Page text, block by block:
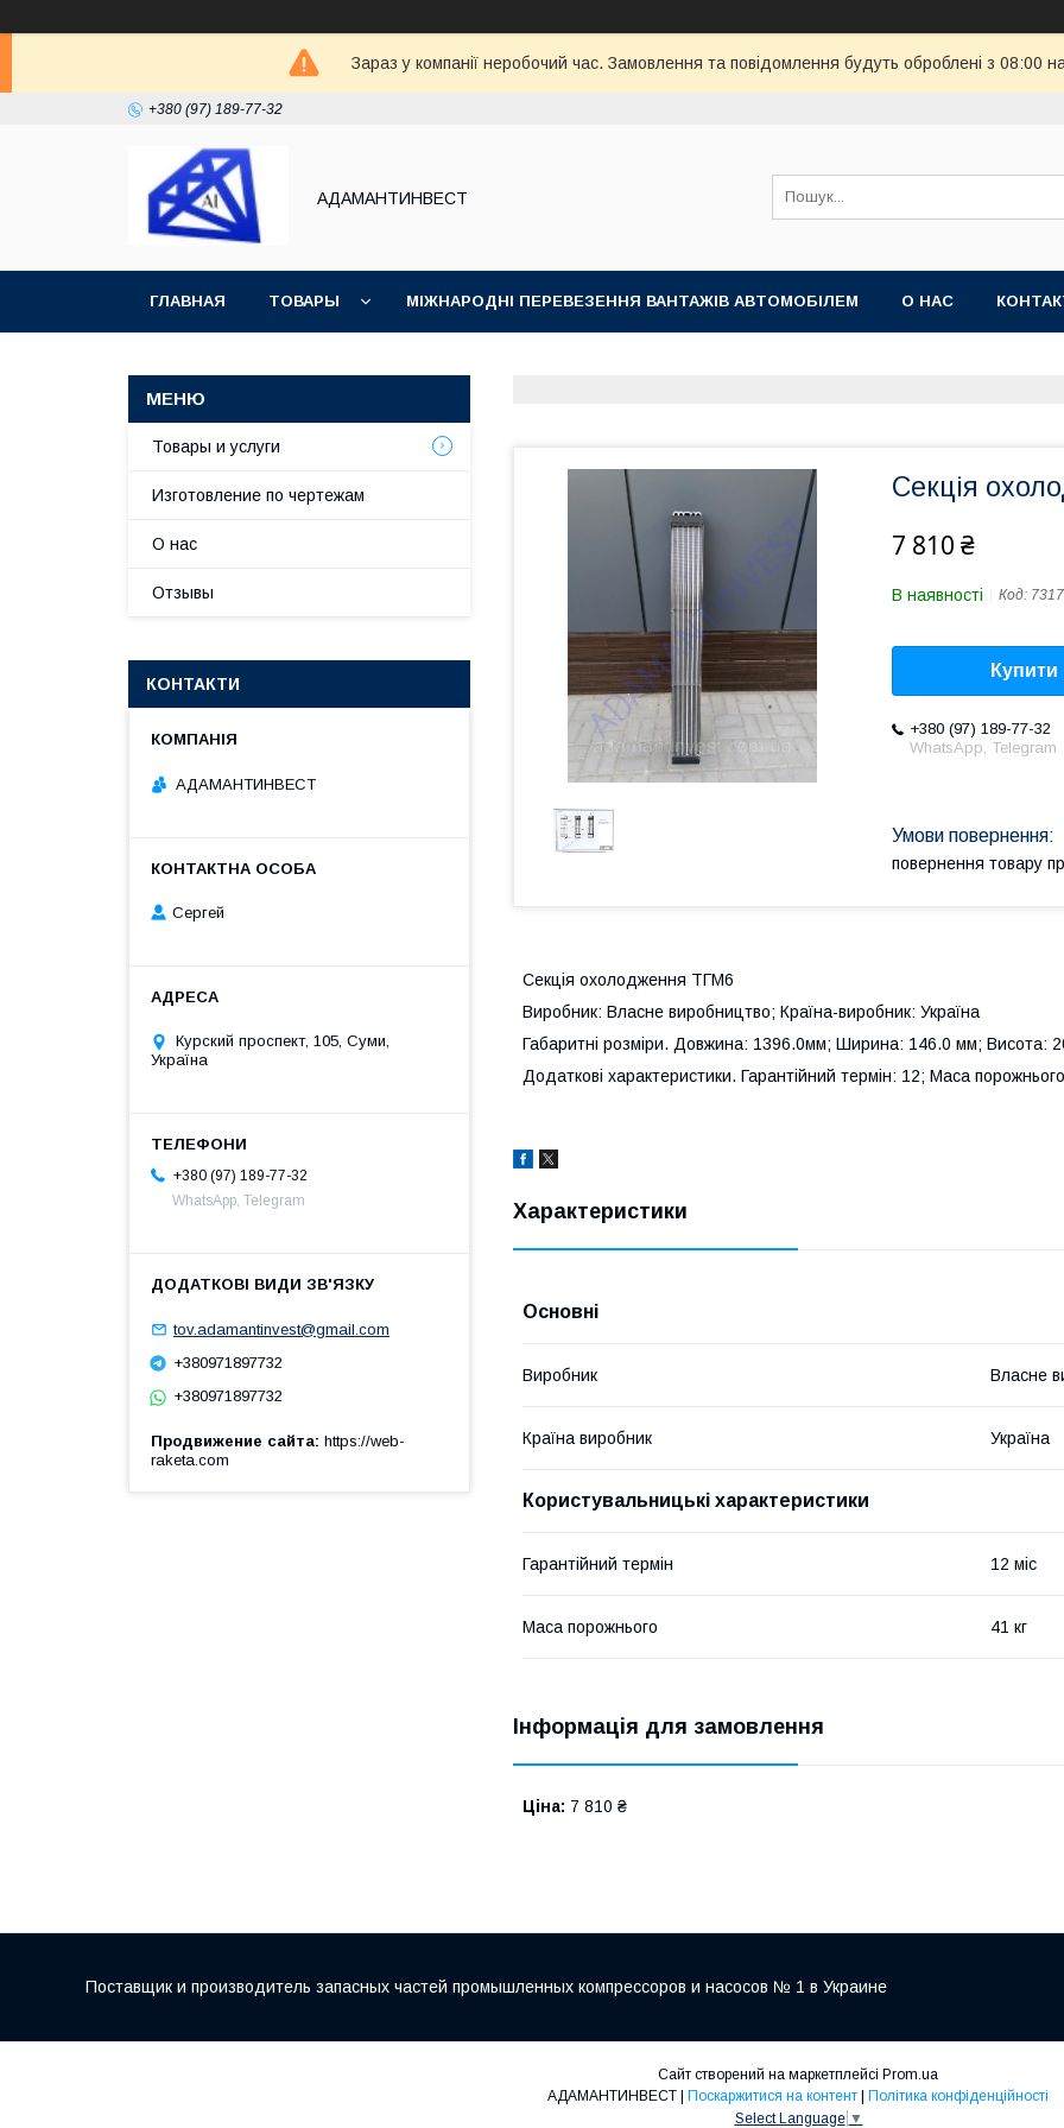
Зараз у компанії неробочий час. Замовлення та повідомлення будуть оброблені з 08:00
+380 (97) 189-77-32
АДАМАНТИНВЕСТ
ГЛАВНАЯ ТОВАРЫ МІЖНАРОДНІ ПЕРЕВЕЗЕННЯ ВАНТАЖІВ АВТОМОБІЛЕМ О НАС
Секція
7 810 ₴
В наявності Код:
Купити
+380 (97) 189-77-32
WhatsApp, Telegram
повернення товару
Секція охолодження ТГМ6
Виробник: Власне виробництво; Країна-виробник: Україна
Габаритні розміри. Довжина: 1396.0мм; Ширина: 146.0 мм; Висота:
Додаткові характеристики. Гарантійний термін: 12; Маса
Характеристики
Основні
Виробник Власне
Країна виробник Україна
Користувальницькі характеристики
Гарантійний термін 12 міс
Маса порожнього 41 кг
Інформація для замовлення
Ціна: 7 810 ₴
Товары и услуги
Изготовление по чертежам
О нас
Отзывы
КОНТАКТИ
АДАМАНТИНВЕСТ
Сергей
Курский проспект, 105, Суми,
Україна
+380 (97) 189-77-32
WhatsApp, Telegram
tov.adamantinvest@gmail.com
+380971897732
+380971897732
Продвижение сайта https://web-
raketa.com
Поставщик и производитель запасных частей промышленных компрессоров и насосов № 1 в Украине
Сайт створений на маркетплейсі Prom.ua
АДАМАНТИНВЕСТ | Поскаржитися на контент | Політика конфіденційності
Select Language ▼